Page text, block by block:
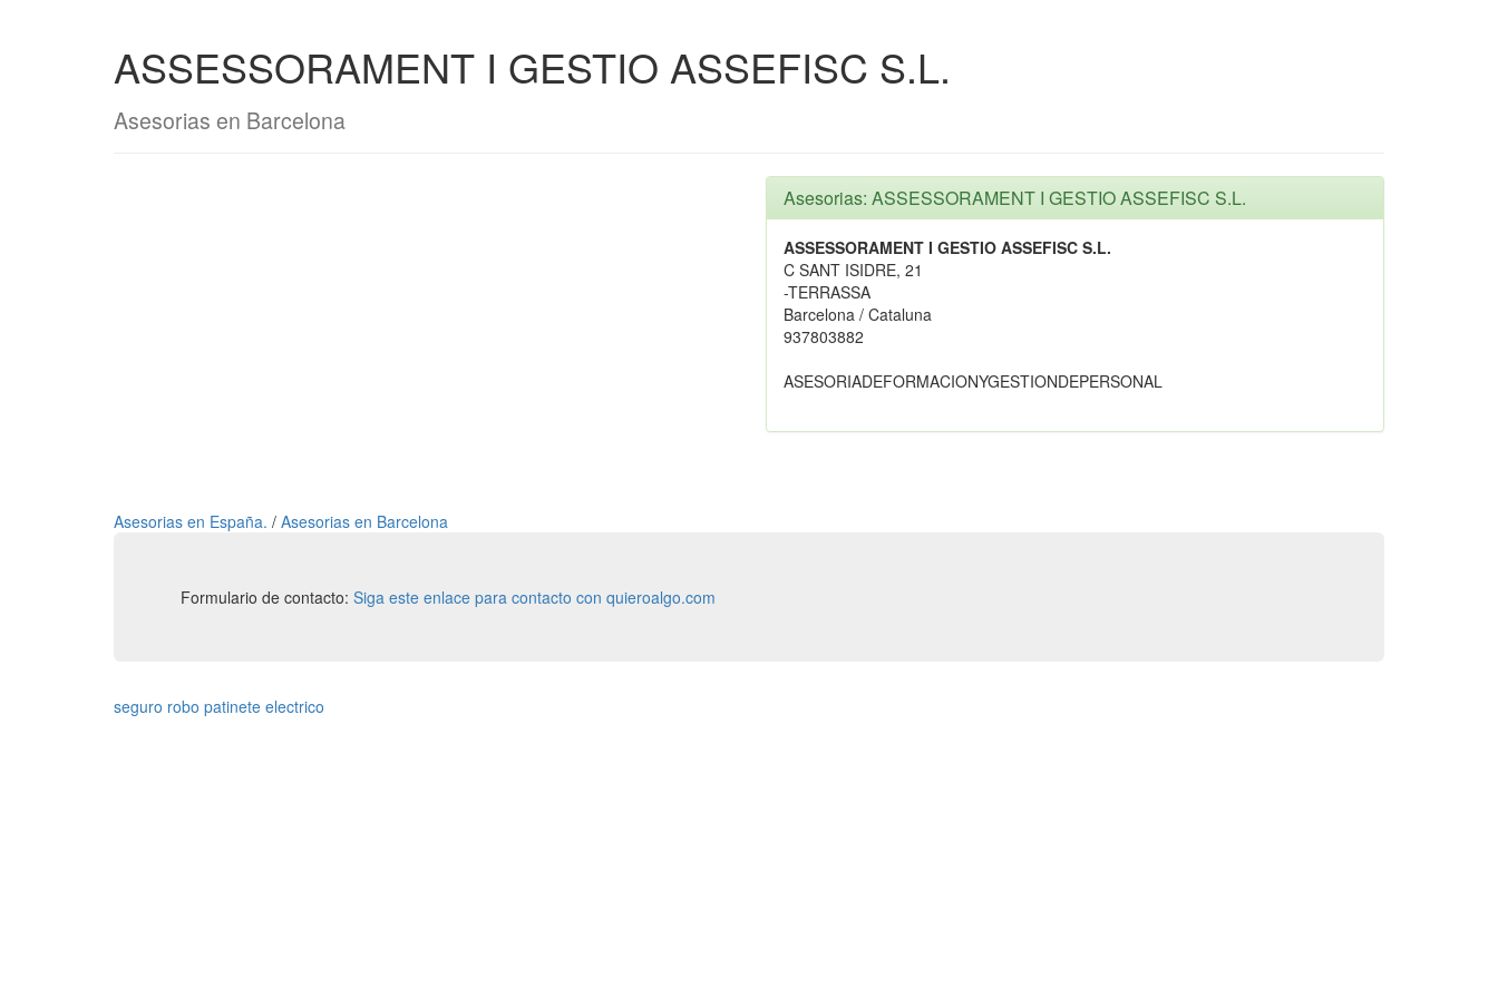
ASSESSORAMENT I GESTIO ASSEFISC S.L.
Asesorias en Barcelona
Asesorias: ASSESSORAMENT I GESTIO ASSEFISC S.L.
ASSESSORAMENT I GESTIO ASSEFISC S.L.
C SANT ISIDRE, 21
-TERRASSA
Barcelona / Cataluna
937803882
ASESORIADEFORMACIONYGESTIONDEPERSONAL
Asesorias en España. / Asesorias en Barcelona
Formulario de contacto: Siga este enlace para contacto con quieroalgo.com
seguro robo patinete electrico